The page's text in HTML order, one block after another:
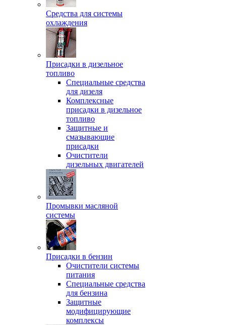
Средства для системы
охлаждения
Присадки в дизельное
топливо
Спeциальные средства
для дизеля
Комплексные
присадки в дизельное
топливо
Защитные и
смазывающие
присадки
Очистители
дизельных двигателей
Промывки масляной
системы
Присадки в бензин
Очистители системы
питания
Специальные срeдства
для бензина
Защитные
модифицирующие
комплексы